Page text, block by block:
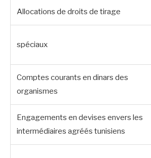
Allocations de droits de tirage
spéciaux
Comptes courants en dinars des
organismes
Engagements en devises envers les
intermédiaires agréés tunisiens